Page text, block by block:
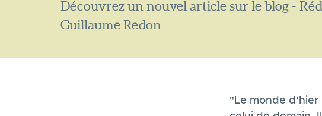
Découvrez un nouvel article sur le blog -
Guillaume Redon
"Le monde d’hier